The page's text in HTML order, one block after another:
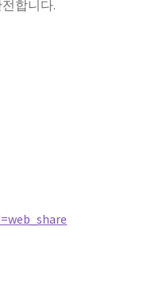
합니다.